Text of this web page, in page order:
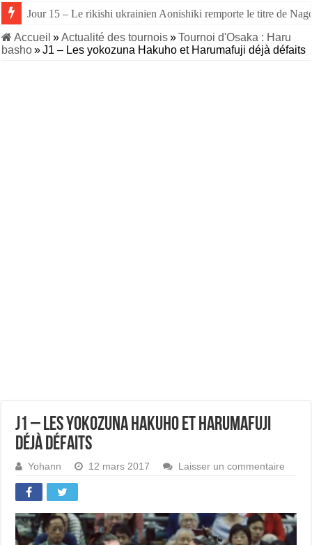
Jour 15 – Le rikishi ukrainien Aonishiki remporte le titre de
Jour 14 – Aonishiki triomphe de Takerufuji et se rapproche du
Accueil »Actualité des tournois»Tournoi d'Osaka : Haru
basho»J1 – Les yokozuna Hakuho et Harumafuji déjà défaits
J1 – Les yokozuna Hakuho et Harumafuji
déjà défaits
Yohann 12 mars 2017 Laisser un commentaire